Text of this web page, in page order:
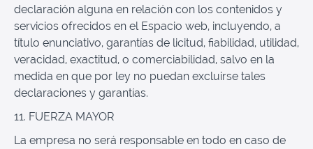
declaración alguna en relación con los contenidos y
servicios ofrecidos en el Espacio web, incluyendo, a
título enunciativo, garantías de licitud, fiabilidad, utilidad,
veracidad, exactitud, o comerciabilidad, salvo en la
medida en que por ley no puedan excluirse tales
declaraciones y garantías.
11. FUERZA MAYOR
La empresa no será responsable en todo en caso de